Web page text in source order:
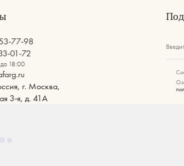
77-98
01-72
18:00
г. Москва,
3-я, д. 41А